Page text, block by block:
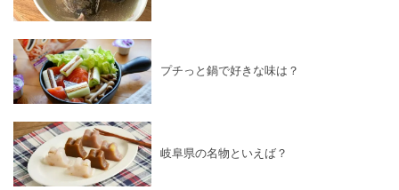
プチっと鍋で好きな味は？
岐阜県の名物といえば？